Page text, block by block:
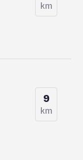
km
9
km